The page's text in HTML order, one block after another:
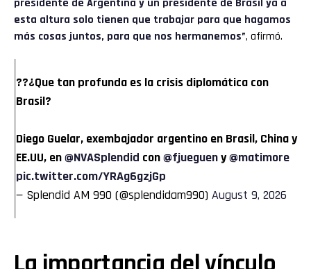
presidente de Argentina y un presidente de Brasil ya a
esta altura solo tienen que trabajar para que hagamos
más cosas juntos, para que nos hermanemos”, afirmó.
??¿Que tan profunda es la crisis diplomática con
Brasil?
Diego Guelar, exembajador argentino en Brasil, China y
EE.UU, en@NVASplendid con@fjuegueny@matimore
pic.twitter.com/YRAg6gzjGp
— Splendid AM 990 (@splendidam990) August 9, 2026